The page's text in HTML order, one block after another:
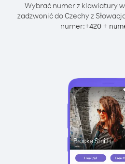
Wybrać numer z klawiatury
zadzwonić do Czechy z
numer:+420 +